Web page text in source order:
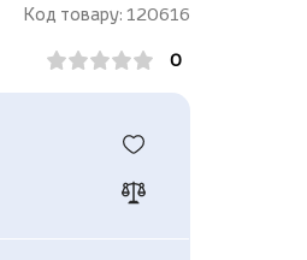
Код товару: 120616
0